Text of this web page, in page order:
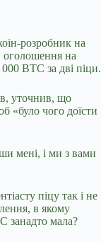
розробник на
оголошення на
BTC за дві піци.
уточнив, що
«було чого доїсти
мені, і ми з вами
піцу так і не
в якому
занадто мала?